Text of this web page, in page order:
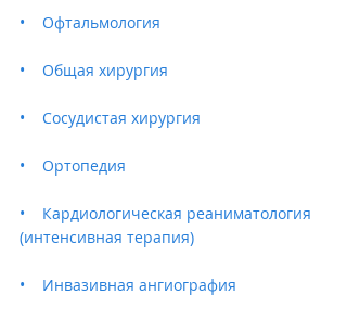
•    Офтальмология
•    Общая хирургия
•    Сосудистая хирургия
•    Ортопедия
•    Кардиологическая реаниматология
(интенсивная терапия)
•    Инвазивная ангиография